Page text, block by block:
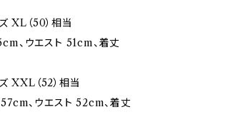
XL（50）相当
、ウエスト 51cm、着丈
XXL（52）相当
、ウエスト 52cm、着丈